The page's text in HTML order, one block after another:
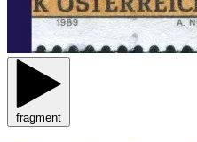
fragment